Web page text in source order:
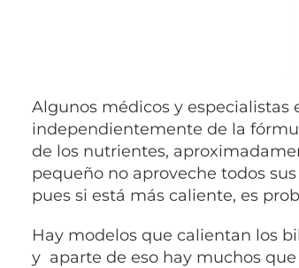
Algunos médicos y
independientemente de la
de los nutrientes,
pequeño no aproveche todos
pues si está más caliente, es
Hay modelos que calientan los
y aparte de eso hay muchos